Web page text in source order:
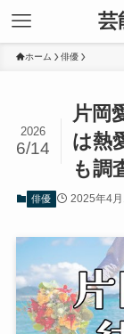
芸
ホーム 俳優
片岡
は熱
も調
2026
6/14
俳優 2025年4月